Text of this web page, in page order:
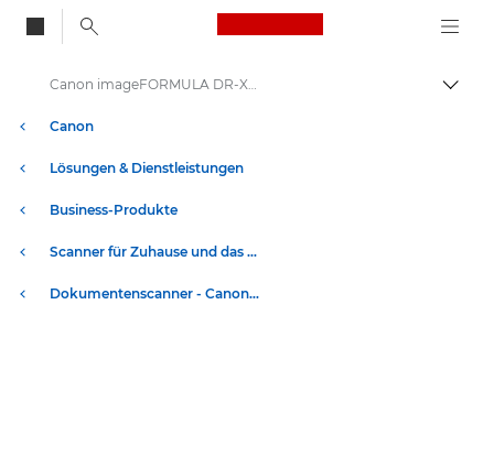
Canon Logo, back
Auf
Canon
Lösungen & Dienstleistungen
Business-Produkte
Scanner für Zuhause und das Büro
Dokumentenscanner - Canon Deutschland
Canon imageFORMULA DR-X10C - Dokumentenscanner